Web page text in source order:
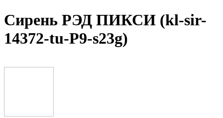
Сирень РЭД ПИКСИ (kl-sir-
14372-tu-P9-s23g)